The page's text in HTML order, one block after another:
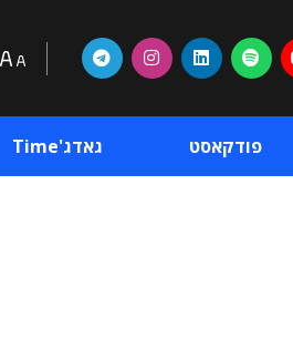
פודקאסט גאדג'Time